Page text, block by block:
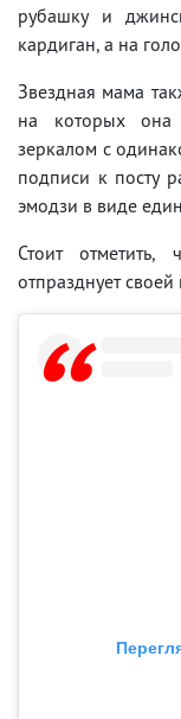
рубашку и
кардиган, а на
Звездная мама
на которых она
зеркалом с
подписи к посту
эмодзи в виде
Стоит
отпразднует